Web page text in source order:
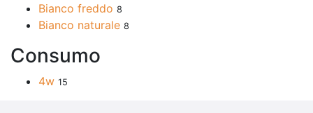
Bianco freddo 8
Bianco naturale 8
Consumo
4w 15